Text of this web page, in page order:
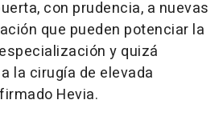
con prudencia, a nuevas
que pueden potenciar la
y quizá
la cirugía de elevada
Hevia.